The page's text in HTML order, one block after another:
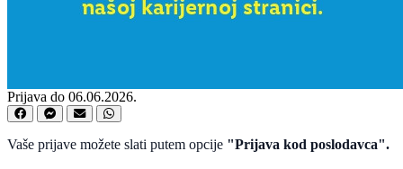
Prijava do 06.06.2026.
Vaše prijave možete slati putem opcije "Prijava kod poslodavca".